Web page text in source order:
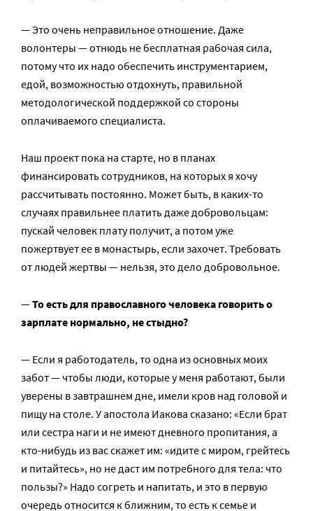
— Это очень неправильное отношение. Даже
волонтеры — отнюдь не бесплатная рабочая сила,
потому что их надо обеспечить инструментарием,
едой, возможностью отдохнуть, правильной
методологической поддержкой со стороны
оплачиваемого специалиста.
Наш проект пока на старте, но в планах
финансировать сотрудников, на которых я хочу
рассчитывать постоянно. Может быть, в каких-то
случаях правильнее платить даже добровольцам:
пускай человек плату получит, а потом уже
пожертвует ее в монастырь, если захочет. Требовать
от людей жертвы — нельзя, это дело добровольное.
—То есть для православного человека говорить о
зарплате нормально, не стыдно?
— Если я работодатель, то одна из основных моих
забот — чтобы люди, которые у меня работают, были
уверены в завтрашнем дне, имели кров над головой и
пищу на столе. У апостола Иакова сказано: «Если брат
или сестра наги и не имеют дневного пропитания, а
кто-нибудь из вас скажет им: «идите с миром, грейтесь
и питайтесь», но не даст им потребного для тела: что
пользы?» Надо согреть и напитать, и это в первую
очередь относится к ближним, то есть к семье и